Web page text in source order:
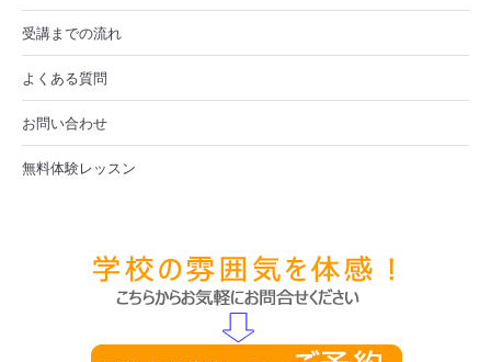
受講までの流れ
よくある質問
お問い合わせ
無料体験レッスン